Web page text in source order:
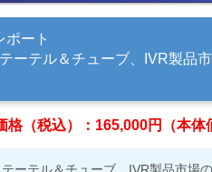
ポート
ーテル＆チューブ、IVR製品
格（税込）：165,000円（本体
テーテル＆チューブ、IVR製品市場